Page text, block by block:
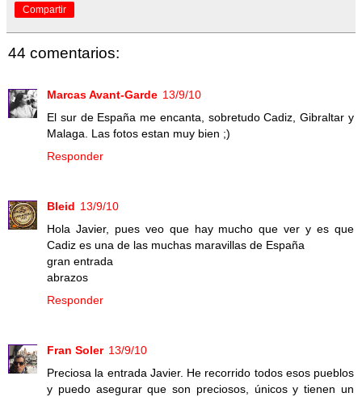
Compartir
44 comentarios:
Marcas Avant-Garde 13/9/10
El sur de España me encanta, sobretudo Cadiz, Gibraltar y
Malaga. Las fotos estan muy bien ;)
Responder
Bleid 13/9/10
Hola Javier, pues veo que hay mucho que ver y es que
Cadiz es una de las muchas maravillas de España
gran entrada
abrazos
Responder
Fran Soler 13/9/10
Preciosa la entrada Javier. He recorrido todos esos pueblos
y puedo asegurar que son preciosos, únicos y tienen un